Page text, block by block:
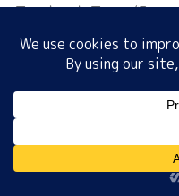
ラッキーカラー：緑
幸運のカギ：ＩＣカード
がナンバーワン!!
金 運
恋愛運
プロフィール